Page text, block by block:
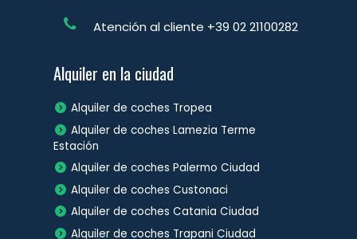
Atención al cliente +39 02 21100282
Alquiler en la ciudad
Alquiler de coches Tropea
Alquiler de coches Lamezia Terme
Estación
Alquiler de coches Palermo Ciudad
Alquiler de coches Custonaci
Alquiler de coches Catania Ciudad
Alquiler de coches Trapani Ciudad